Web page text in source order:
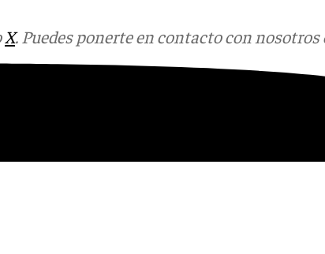
X. Puedes ponerte en contacto con nosotros